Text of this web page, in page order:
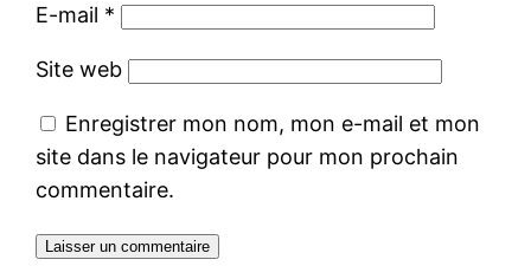
E-mail *
Site web
Enregistrer mon nom, mon e-mail et mon
site dans le navigateur pour mon prochain
commentaire.